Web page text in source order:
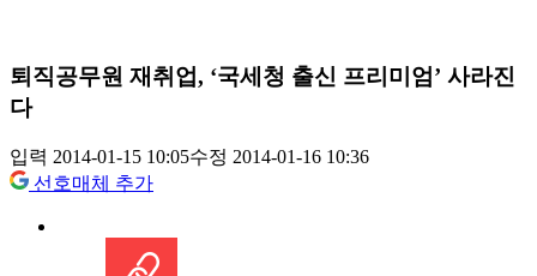
퇴직공무원 재취업, ‘국세청 출신 프리미엄’ 사라진
다
입력 2014-01-15 10:05수정 2014-01-16 10:36
선호매체 추가